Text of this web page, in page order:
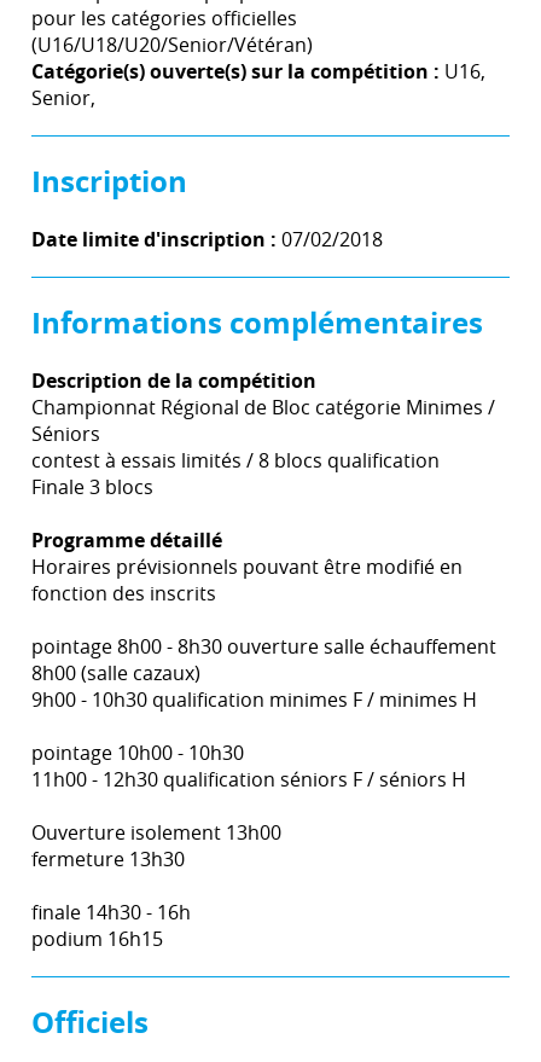
pour les catégories officielles
(U16/U18/U20/Senior/Vétéran)
Catégorie(s) ouverte(s) sur la compétition : U16,
Senior,
Inscription
Date limite d'inscription : 07/02/2018
Informations complémentaires
Description de la compétition
Championnat Régional de Bloc catégorie Minimes /
Séniors
contest à essais limités / 8 blocs qualification
Finale 3 blocs
Programme détaillé
Horaires prévisionnels pouvant être modifié en
fonction des inscrits
pointage 8h00 - 8h30 ouverture salle échauffement
8h00 (salle cazaux)
9h00 - 10h30 qualification minimes F / minimes H
pointage 10h00 - 10h30
11h00 - 12h30 qualification séniors F / séniors H
Ouverture isolement 13h00
fermeture 13h30
finale 14h30 - 16h
podium 16h15
Officiels